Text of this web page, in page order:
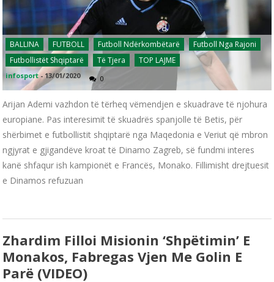
BALLINA FUTBOLL Futboll Ndërkombëtarë
Futboll Nga Rajoni
Futbollistët Shqiptarë
Të Tjera TOP LAJME
infosport -13/01/2020 0
Arijan Ademi vazhdon të tërheq vëmendjen e skuadrave të njohura
europiane. Pas interesimit të skuadrës spanjolle të Betis, për
shërbimet e futbollistit shqiptarë nga Maqedonia e Veriut që mbron
ngjyrat e gjigandëve kroat të Dinamo Zagreb, së fundmi interes
kanë shfaqur ish kampionët e Francës, Monako. Fillimisht drejtuesit
e Dinamos refuzuan
Zhardim Filloi Misionin ‘shpëtimin’ E
Monakos, Fabregas Vjen Me Golin E
Parë (VIDEO)